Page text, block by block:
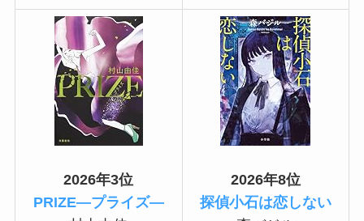
2026年3位
PRIZE―プライズ―
2026年8位
探偵小石は恋しない